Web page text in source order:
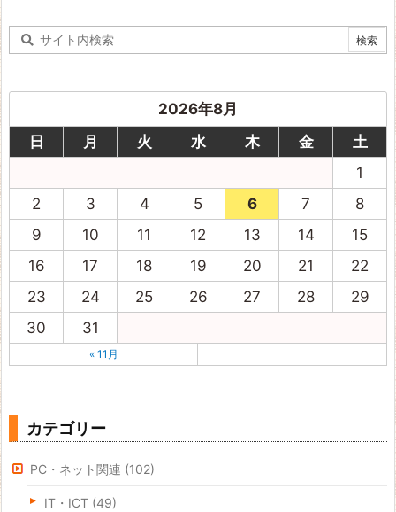
2026年8月
日
月 火 水 木 金
土
1
2
3 4 5 6 7
8
9
10 11 12 13 14
15
16
17 18 19 20 21
22
23
24 25 26 27 28
29
30
31
« 11月
カテゴリー
PC・ネット関連 (102)
IT・ICT (49)